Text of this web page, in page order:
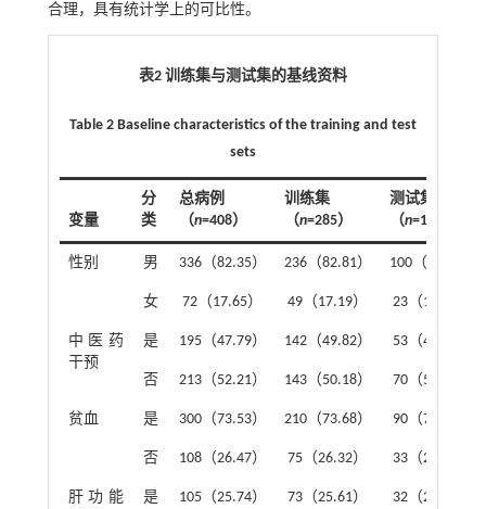
合理，具有统计学上的可比性。
表2 训练集与测试集的基线资料
Table 2 Baseline characteristics of the training and test
sets
变量
分
类
总病例
（n=408）
训练集
（n=285）
测试集
（n=123）
性别 男 336（82.35） 236（82.81） 100（81.30）
女 72（17.65） 49（17.19） 23（18.70）
中医药
干预
是 195（47.79） 142（49.82） 53（43.09）
否 213（52.21） 143（50.18） 70（56.91）
贫血 是 300（73.53） 210（73.68） 90（73.17）
否 108（26.47） 75（26.32） 33（26.83）
肝功能
是 105（25.74） 73（25.61） 32（26.02）